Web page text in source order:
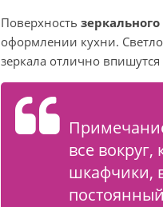
Поверхность
оформлении кухни.
зеркала отлично впишутся
все
шкафчики,